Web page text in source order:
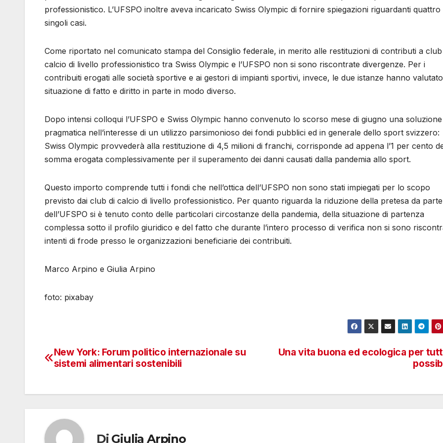
professionistico. L’UFSPO inoltre aveva incaricato Swiss Olympic di fornire spiegazioni riguardanti quattro
singoli casi.
Come riportato nel comunicato stampa del Consiglio federale, in merito alle restituzioni di contributi a
calcio di livello professionistico tra Swiss Olympic e l’UFSPO non si sono riscontrate divergenze. Per i
contribuiti erogati alle società sportive e ai gestori di impianti sportivi, invece, le due istanze hanno
situazione di fatto e diritto in parte in modo diverso.
Dopo intensi colloqui l’UFSPO e Swiss Olympic hanno convenuto lo scorso mese di giugno una soluzione
pragmatica nell’interesse di un utilizzo parsimonioso dei fondi pubblici ed in generale dello sport svizzero:
Swiss Olympic provvederà alla restituzione di 4,5 milioni di franchi, corrisponde ad appena l’1 per cento
somma erogata complessivamente per il superamento dei danni causati dalla pandemia allo sport.
Questo importo comprende tutti i fondi che nell’ottica dell’UFSPO non sono stati impiegati per lo scopo
previsto dai club di calcio di livello professionistico. Per quanto riguarda la riduzione della pretesa da parte
dell’UFSPO si è tenuto conto delle particolari circostanze della pandemia, della situazione di partenza
complessa sotto il profilo giuridico e del fatto che durante l’intero processo di verifica non si sono
intenti di frode presso le organizzazioni beneficiarie dei contribuiti.
Marco Arpino e Giulia Arpino
foto: pixabay
Navigazione
Una vita buona ed ecologica per
New York: Forum politico internazionale su
sistemi alimentari sostenibili
Di Giulia Arpino